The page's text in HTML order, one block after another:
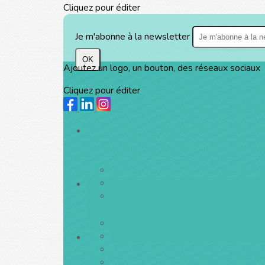
Cliquez pour éditer
Je m'abonne à la newsletter
OK
Ajoutez un logo, un bouton, des réseaux sociaux
Cliquez pour éditer